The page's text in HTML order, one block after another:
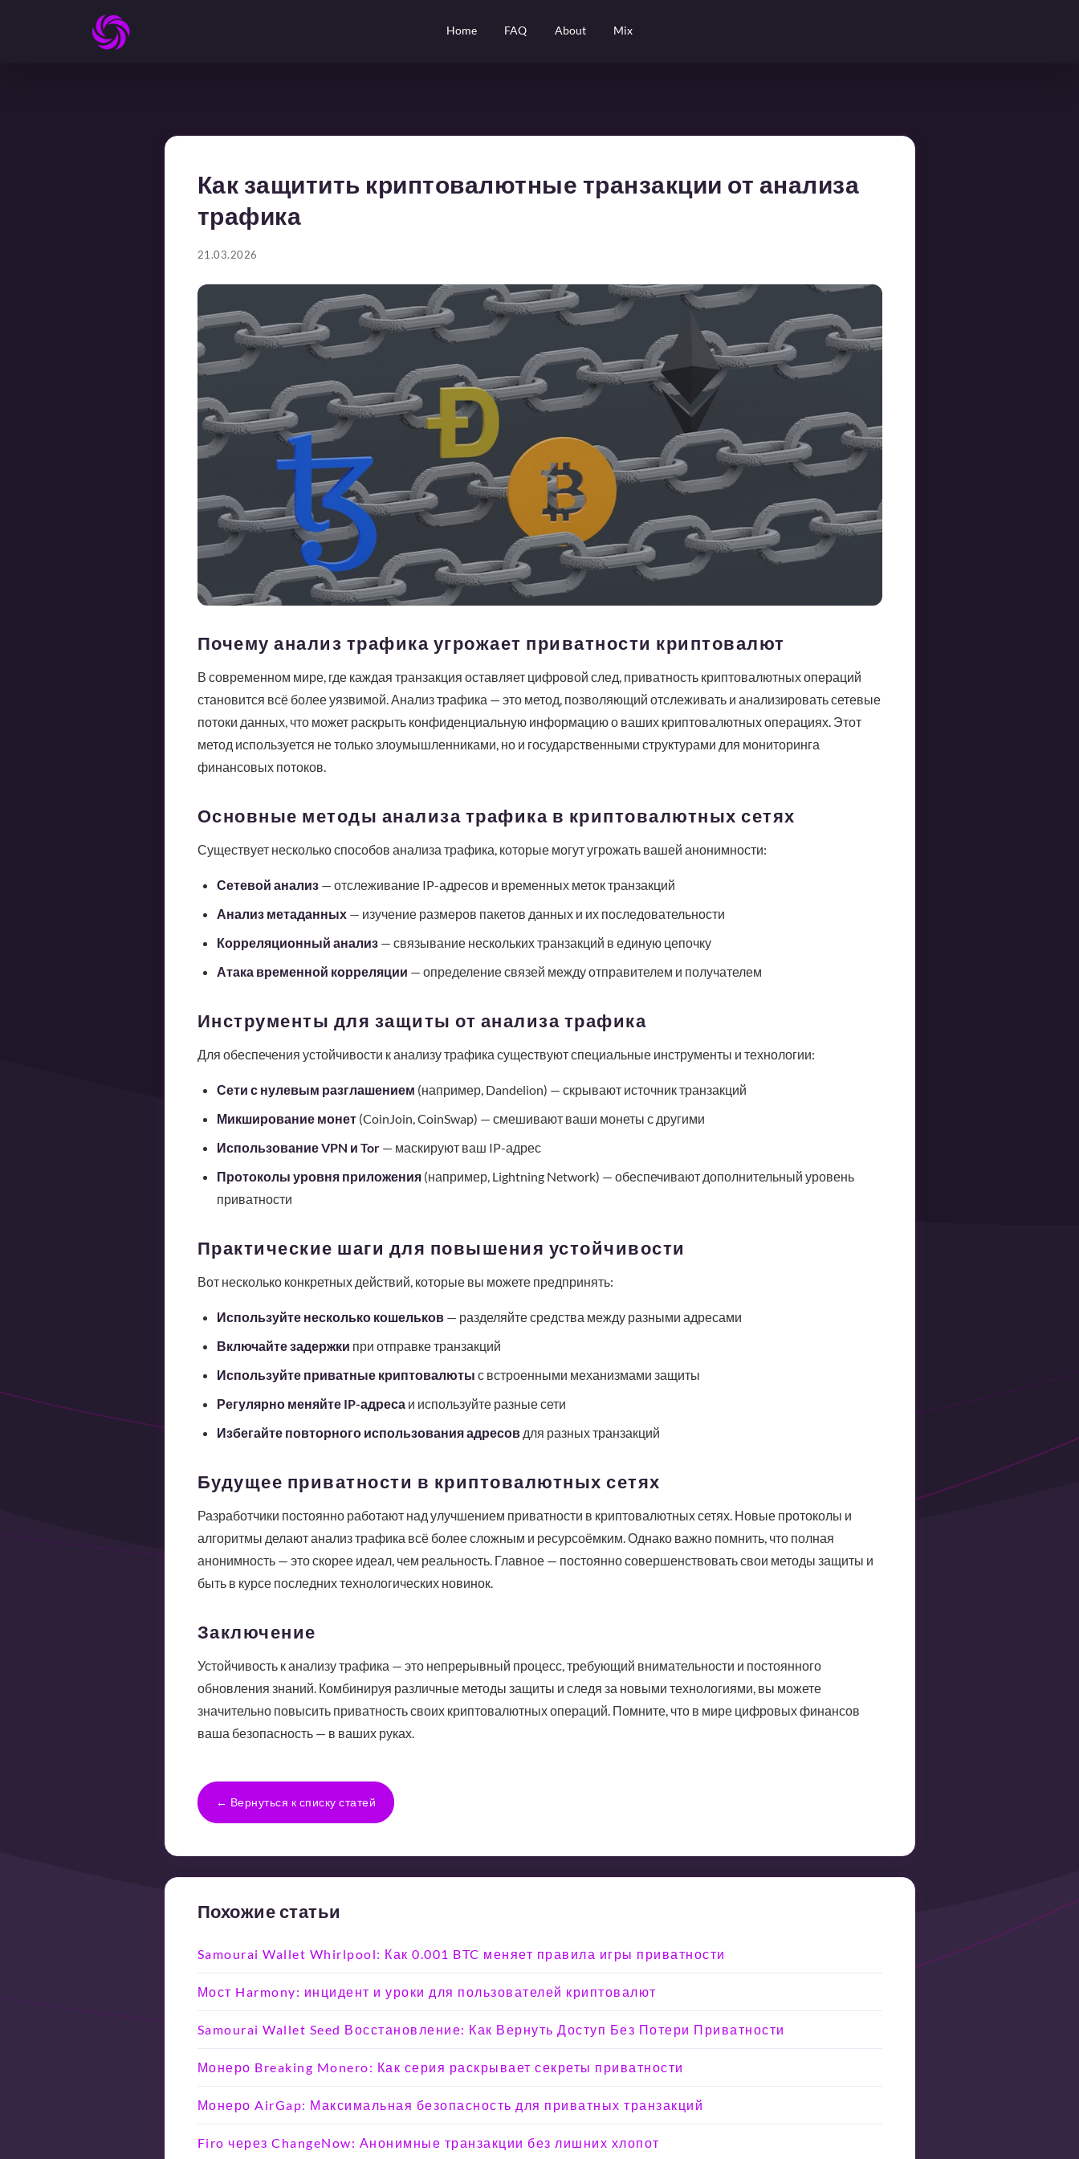
Home FAQ About Mix
Как защитить криптовалютные транзакции от анализа
трафика
21.03.2026
Почему анализ трафика угрожает приватности криптовалют
В современном мире, где каждая транзакция оставляет цифровой след, приватность криптовалютных операций
становится всё более уязвимой. Анализ трафика — это метод, позволяющий отслеживать и анализировать сетевые
потоки данных, что может раскрыть конфиденциальную информацию о ваших криптовалютных операциях. Этот
метод используется не только злоумышленниками, но и государственными структурами для мониторинга
финансовых потоков.
Основные методы анализа трафика в криптовалютных сетях
Существует несколько способов анализа трафика, которые могут угрожать вашей анонимности:
Сетевой анализ— отслеживание IP-адресов и временных меток транзакций
Анализ метаданных— изучение размеров пакетов данных и их последовательности
Корреляционный анализ— связывание нескольких транзакций в единую цепочку
Атака временной корреляции — определение связей между отправителем и получателем
Инструменты для защиты от анализа трафика
Для обеспечения устойчивости к анализу трафика существуют специальные инструменты и технологии:
Сети с нулевым разглашением (например, Dandelion) — скрывают источник транзакций
Микширование монет(CoinJoin, CoinSwap) — смешивают ваши монеты с другими
Использование VPN и Tor— маскируют ваш IP-адрес
Протоколы уровня приложения(например, Lightning Network) — обеспечивают дополнительный уровень
приватности
Практические шаги для повышения устойчивости
Вот несколько конкретных действий, которые вы можете предпринять:
Используйте несколько кошельков— разделяйте средства между разными адресами
Включайте задержки при отправке транзакций
Используйте приватные криптовалюты с встроенными механизмами защиты
Регулярно меняйте IP-адресаи используйте разные сети
Избегайте повторного использования адресовдля разных транзакций
Будущее приватности в криптовалютных сетях
Разработчики постоянно работают над улучшением приватности в криптовалютных сетях. Новые протоколы и
алгоритмы делают анализ трафика всё более сложным и ресурсоёмким. Однако важно помнить, что полная
анонимность — это скорее идеал, чем реальность. Главное — постоянно совершенствовать свои методы защиты и
быть в курсе последних технологических новинок.
Заключение
Устойчивость к анализу трафика — это непрерывный процесс, требующий внимательности и постоянного
обновления знаний. Комбинируя различные методы защиты и следя за новыми технологиями, вы можете
значительно повысить приватность своих криптовалютных операций. Помните, что в мире цифровых финансов
ваша безопасность — в ваших руках.
← Вернуться к списку статей
Похожие статьи
Samourai Wallet Whirlpool: Как 0.001 BTC меняет правила игры приватности
Мост Harmony: инцидент и уроки для пользователей криптовалют
Samourai Wallet Seed Восстановление: Как Вернуть Доступ Без Потери Приватности
Монеро Breaking Monero: Как серия раскрывает секреты приватности
Монеро AirGap: Максимальная безопасность для приватных транзакций
Firo через ChangeNow: Анонимные транзакции без лишних хлопот